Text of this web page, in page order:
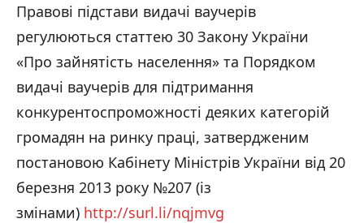
Правові підстави видачі ваучерів
регулюються статтею 30 Закону України
«Про зайнятість населення» та Порядком
видачі ваучерів для підтримання
конкурентоспроможності деяких категорій
громадян на ринку праці, затвердженим
постановою Кабінету Міністрів України від 20
березня 2013 року №207 (із
змінами) http://surl.li/nqjmvg